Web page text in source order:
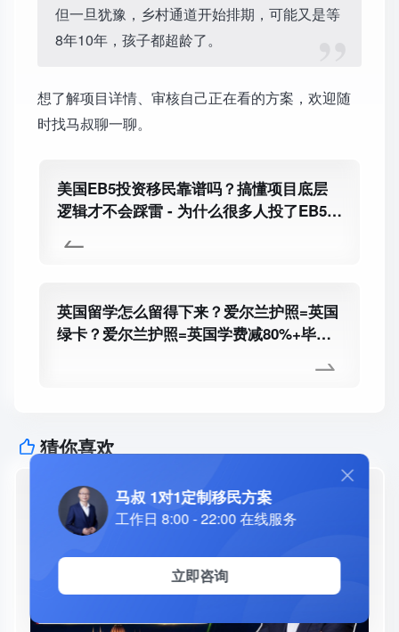
但一旦犹豫，乡村通道开始排期，可能又是等
8年10年，孩子都超龄了。
想了解项目详情、审核自己正在看的方案，欢迎随
时找马叔聊一聊。
美国EB5投资移民靠谱吗？搞懂项目底层
逻辑才不会踩雷 - 为什么很多人投了EB5最
英国留学怎么留得下来？爱尔兰护照=英国
绿卡？爱尔兰护照=英国学费减80%+毕业
猜你喜欢
马叔 1对1定制移民方案
工作日 8:00 - 22:00 在线服务
立即咨询